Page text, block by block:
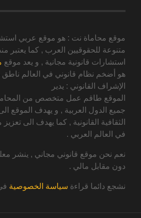
موقع محاماة نت : هو موقع عربي
متنوعة للحقوقيين العرب , كما يعتبر
استشارات قانونية مجانية , و يعد موقع
هو أضخم نظام قانوني في العالم ناطق
الإشراف القانوني : يدير
الموقع طاقم عمل متخصص من
جميع الدول العربية , و يهدف الموقع
الثقافية القانونية , كما يهدف الى
في العالم العربي .
نعم نحن موقع قانوني مجاني , ينشر
دون مقابل مالي .
نشجع دائما قراءة سياسة الخصوصية